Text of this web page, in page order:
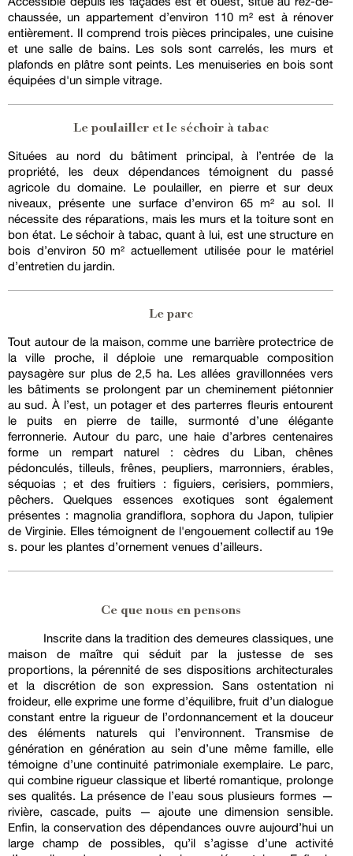
chaussée, un appartement d’environ 110 m² est à rénover
entièrement. Il comprend trois pièces principales, une cuisine
et une salle de bains. Les sols sont carrelés, les murs et
plafonds en plâtre sont peints. Les menuiseries en bois sont
équipées d'un simple vitrage.
Le poulailler et le séchoir à tabac
Situées au nord du bâtiment principal, à l’entrée de la
propriété, les deux dépendances témoignent du passé
agricole du domaine. Le poulailler, en pierre et sur deux
niveaux, présente une surface d’environ 65 m² au sol. Il
nécessite des réparations, mais les murs et la toiture sont en
bon état. Le séchoir à tabac, quant à lui, est une structure en
bois d’environ 50 m² actuellement utilisée pour le matériel
d’entretien du jardin.
Le parc
Tout autour de la maison, comme une barrière protectrice de
la ville proche, il déploie une remarquable composition
paysagère sur plus de 2,5 ha. Les allées gravillonnées vers
les bâtiments se prolongent par un cheminement piétonnier
au sud. À l’est, un potager et des parterres fleuris entourent
le puits en pierre de taille, surmonté d’une élégante
ferronnerie. Autour du parc, une haie d’arbres centenaires
forme un rempart naturel : cèdres du Liban, chênes
pédonculés, tilleuls, frênes, peupliers, marronniers, érables,
séquoias ; et des fruitiers : figuiers, cerisiers, pommiers,
pêchers. Quelques essences exotiques sont également
présentes : magnolia grandiflora, sophora du Japon, tulipier
de Virginie. Elles témoignent de l'engouement collectif au 19e
s. pour les plantes d’ornement venues d’ailleurs.
Ce que nous en pensons
Inscrite dans la tradition des demeures classiques, une
maison de maître qui séduit par la justesse de ses
proportions, la pérennité de ses dispositions architecturales
et la discrétion de son expression. Sans ostentation ni
froideur, elle exprime une forme d’équilibre, fruit d’un dialogue
constant entre la rigueur de l’ordonnancement et la douceur
des éléments naturels qui l’environnent. Transmise de
génération en génération au sein d’une même famille, elle
témoigne d’une continuité patrimoniale exemplaire. Le parc,
qui combine rigueur classique et liberté romantique, prolonge
ses qualités. La présence de l’eau sous plusieurs formes —
rivière, cascade, puits — ajoute une dimension sensible.
Enfin, la conservation des dépendances ouvre aujourd’hui un
large champ de possibles, qu’il s’agisse d’une activité